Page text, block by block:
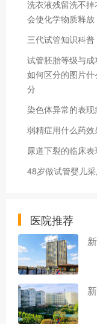
洗衣液残留洗不
会使化学物质释
三代试管知识科
试管胚胎等级与
如何区分的图片
分
染色体异常的表
弱精症用什么药
尿道下裂的临床
48岁做试管婴儿
医院推荐